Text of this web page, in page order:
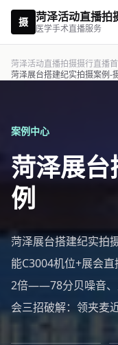
摄 菏泽活动直播拍
医学手术直播服务
菏泽活动直播拍摄摄行直播
菏泽展台搭建纪实拍摄案例-
案例中心
菏泽展
例
菏泽展台搭建纪实拍
能C3004机位+展会
2倍——78分贝噪音、
会三招破解：领夹麦